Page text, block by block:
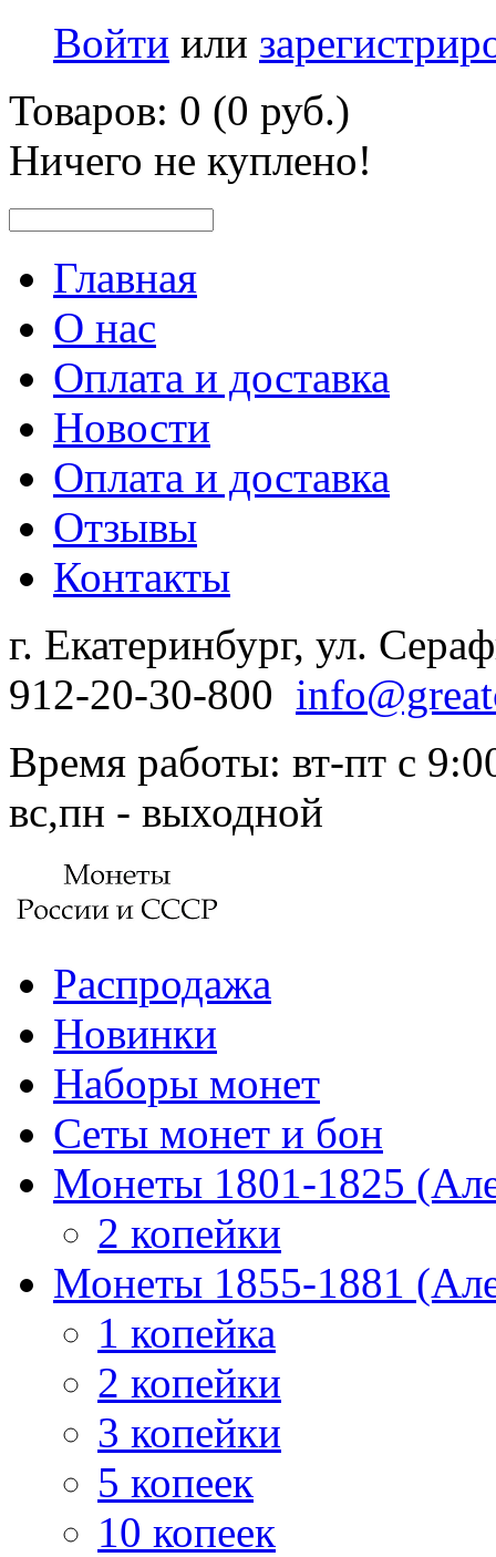
Войти или
Товаров: 0 (0 руб.)
Ничего не куплено!
Главная
О нас
Оплата и доставка
Новости
Оплата и доставка
Отзывы
Контакты
г. Екатеринбург, ул.
912-20-30-800
Время работы: вт-пт с
вс,пн - выходной
Распродажа
Новинки
Наборы монет
Сеты монет и бон
Монеты 1801-1825
2 копейки
Монеты 1855-1881
1 копейка
2 копейки
3 копейки
5 копеек
10 копеек